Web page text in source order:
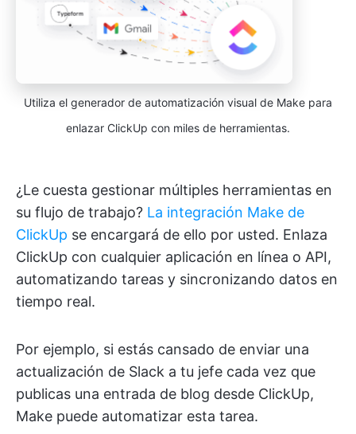
Utiliza el generador de automatización visual de Make para
enlazar ClickUp con miles de herramientas.
¿Le cuesta gestionar múltiples herramientas en
su flujo de trabajo? La integración Make de
ClickUp se encargará de ello por usted. Enlaza
ClickUp con cualquier aplicación en línea o API,
automatizando tareas y sincronizando datos en
tiempo real.
Por ejemplo, si estás cansado de enviar una
actualización de Slack a tu jefe cada vez que
publicas una entrada de blog desde ClickUp,
Make puede automatizar esta tarea.